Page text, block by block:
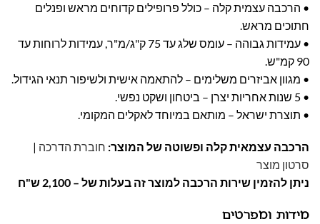
• הרכבה עצמית קלה – כולל פרופילים קדוחים מראש ופנלים
חתוכים מראש.
• עמידות גבוהה – עומס שלג עד 75 ק"ג/מ"ר, עמידות לרוחות עד
90 קמ"ש.
• מגוון אביזרים משלימים – להתאמה אישית ולשיפור תנאי הגידול.
• 5 שנות אחריות יצרן – ביטחון ושקט נפשי.
• תוצרת ישראל – מותאם במיוחד לאקלים המקומי.
הרכבה עצמאית קלה ופשוטה של המוצר: חוברת הדרכה |
סרטון מוצר
ניתן להזמין שירות הרכבה למוצר זה בעלות של – 2,100 ש"ח
מידות ומפרטים